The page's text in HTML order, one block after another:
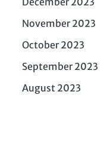
November 2023
October 2023
September 2023
August 2023